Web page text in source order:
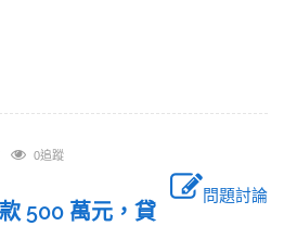
0追蹤
問題討論
500 萬元，貸